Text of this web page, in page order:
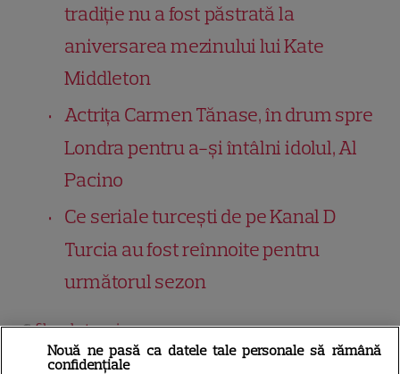
tradiție nu a fost păstrată la
aniversarea mezinului lui Kate
Middleton
Actriţa Carmen Tănase, în drum spre
Londra pentru a-şi întâlni idolul, Al
Pacino
Ce seriale turcești de pe Kanal D
Turcia au fost reînnoite pentru
următorul sezon
filme la tv azi
Urmărește-ne peGoogle News
Nouă ne pasă ca datele tale personale să rămână
confidențiale